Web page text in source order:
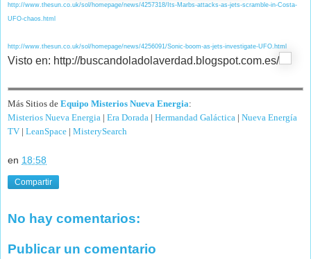
http://www.thesun.co.uk/sol/homepage/news/4257318/Its-Marbs-attacks-as-jets-scramble-in-Costa-
UFO-chaos.html
http://www.thesun.co.uk/sol/homepage/news/4256091/Sonic-boom-as-jets-investigate-UFO.html
Visto en: http://buscandoladolaverdad.blogspot.com.es/
Más Sitios de Equipo Misterios Nueva Energia:
Misterios Nueva Energia | Era Dorada | Hermandad Galáctica | Nueva Energía
TV | LeanSpace | MisterySearch
en 18:58
Compartir
No hay comentarios:
Publicar un comentario